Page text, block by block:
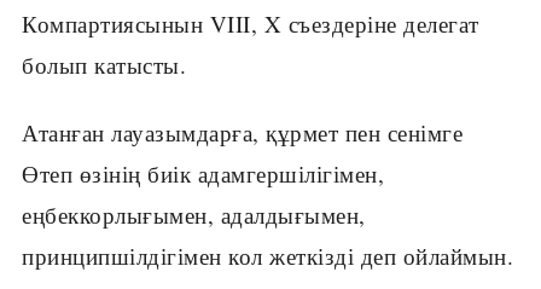
Компартиясынын VIII, X съездеріне делегат
болып катысты.
Атанған лауазымдарға, құрмет пен сенімге
Өтеп өзінің биік адамгершілігімен,
еңбеккорлығымен, адалдығымен,
принципшілдігімен кол жеткізді деп ойлаймын.